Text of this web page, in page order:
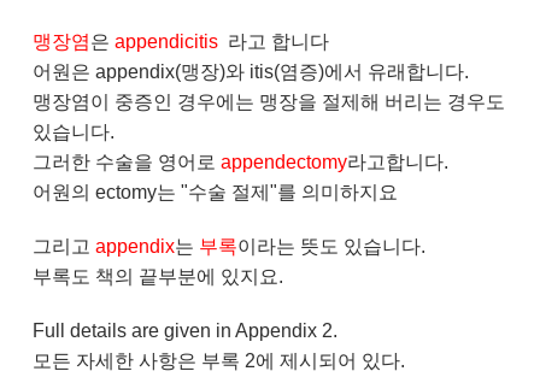
맹장염은 appendicitis라고 합니다
어원은 appendix(맹장)와 itis(염증)에서 유래합니다.
맹장염이 중증인 경우에는 맹장을 절제해 버리는 경우도
있습니다.
그러한 수술을 영어로 appendectomy라고합니다.
어원의 ectomy는 "수술 절제"를 의미하지요
그리고 appendix는 부록이라는 뜻도 있습니다.
부록도 책의 끝부분에 있지요.
Full details are given in Appendix 2.
모든 자세한 사항은 부록 2에 제시되어 있다.